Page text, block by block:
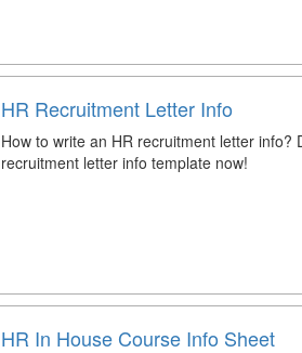
HR Recruitment Letter Info
How to write an HR recruitment letter info?
recruitment letter info template now!
HR In House Course Info Sheet